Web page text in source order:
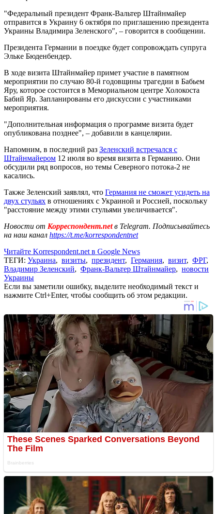
"Федеральный президент Франк-Вальтер Штайнмайер
отправится в Украину 6 октября по приглашению президента
Украины Владимира Зеленского", – говорится в сообщении.
Президента Германии в поездке будет сопровождать супруга
Эльке Бюденбендер.
В ходе визита Штайнмайер примет участие в памятном
мероприятии по случаю 80-й годовщины трагедии в Бабьем
Яру, которое состоится в Мемориальном центре Холокоста
Бабий Яр. Запланированы его дискуссии с участниками
мероприятия.
"Дополнительная информация о программе визита будет
опубликована позднее", – добавили в канцелярии.
Напомним, в последний раз Зеленский встречался с
Штайнмайером 12 июля во время визита в Германию. Они
обсудили ряд вопросов, но темы Северного потока-2 не
касались.
Также Зеленский заявлял, что Германия не сможет усидеть на
двух стульях в отношениях с Украиной и Россией, поскольку
"расстояние между этими стульями увеличивается".
Новости от Корреспондент.netв Telegram. Подписывайтесь
на наш канал https://t.me/korrespondentnet
Читайте Korrespondent.net в Google News
ТЕГИ: Украина, визиты, президент, Германия, визит, ФРГ,
Владимир Зеленский, Франк-Вальтер Штайнмайер, новости
Украины
Если вы заметили ошибку, выделите необходимый текст и
нажмите Ctrl+Enter, чтобы сообщить об этом редакции.